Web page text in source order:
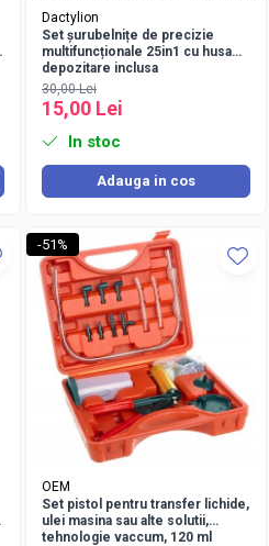
Dactylion
Set șurubelnițe de precizie
multifuncționale 25in1 cu husa
depozitare inclusa
30,00 Lei
15,00 Lei
In stoc
Adauga in cos
-51%
OEM
Set pistol pentru transfer lichide,
ulei masina sau alte solutii,
tehnologie vaccum, 120 ml